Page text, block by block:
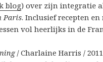
blog) over zijn integratie
Paris. Inclusief recepten en
vol heerlijks in de
/ Charlaine Harris /